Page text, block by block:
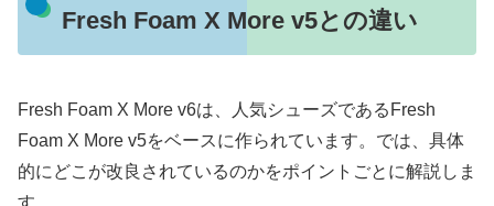
Fresh Foam X More v5との違い
Fresh Foam X More v6は、人気シューズであるFresh
Foam X More v5をベースに作られています。では、具体
的にどこが改良されているのかをポイントごとに解説しま
す。